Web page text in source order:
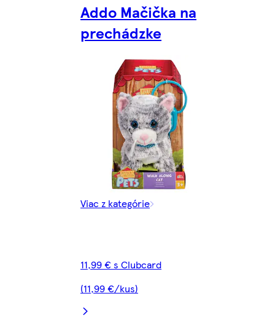
Addo Mačička na
prechádzke
Viac z kategórie
11,99 € s Clubcard
(11,99 €/kus)